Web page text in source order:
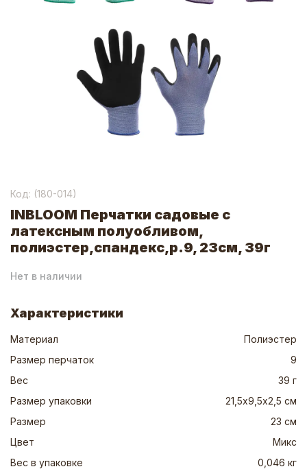
Код: (180-014)
INBLOOM Перчатки садовые с
латексным полуобливом,
полиэстер,спандекс,р.9, 23см, 39г
Нет в наличии
Характеристики
Материал
Полиэстер
Размер перчаток
9
Вес
39 г
Размер упаковки
21,5х9,5х2,5 см
Размер
23 см
Цвет
Микс
Вес в упаковке
0,046 кг